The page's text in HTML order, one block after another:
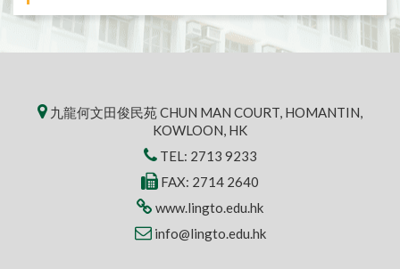
九龍何文田俊民苑 CHUN MAN COURT, HOMANTIN,
KOWLOON, HK
TEL: 2713 9233
FAX: 2714 2640
www.lingto.edu.hk
info@lingto.edu.hk